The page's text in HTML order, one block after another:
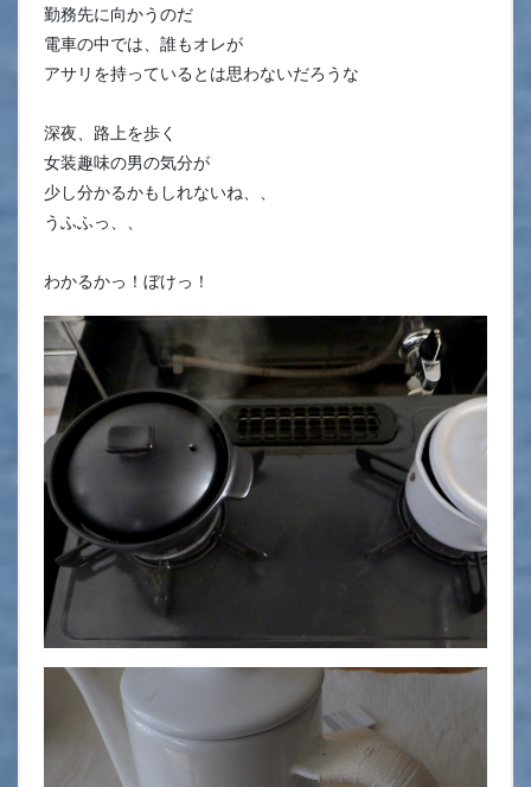
勤務先に向かうのだ
電車の中では、誰もオレが
アサリを持っているとは思わないだろうな
深夜、路上を歩く
女装趣味の男の気分が
少し分かるかもしれないね、、
うふふっ、、
わかるかっ！ぼけっ！